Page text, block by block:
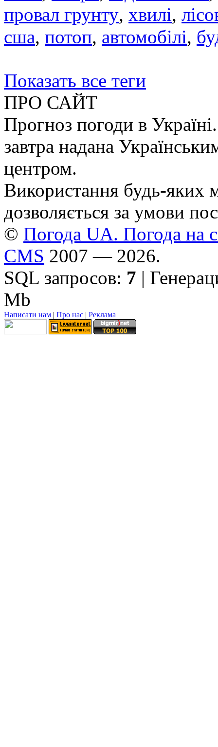
провал грунту, хвилі,
сша, потоп, автомобілі,
Показать все теги
ПРО САЙТ
Прогноз погоди в
завтра надана
центром.
Використання будь-яких
дозволяється за умови
© Погода UA. Погода на
CMS 2007 — 2026.
SQL запросов: 7 |
Mb
Написати нам | Про нас | Реклама